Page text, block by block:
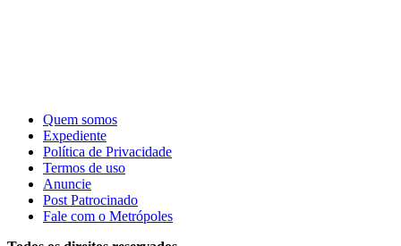
Quem somos
Expediente
Política de Privacidade
Termos de uso
Anuncie
Post Patrocinado
Fale com o Metrópoles